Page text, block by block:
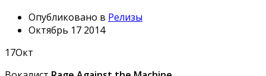
Опубликовано в Релизы
Октябрь 17 2014
17Окт